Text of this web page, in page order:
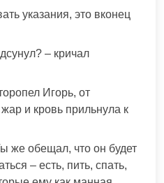
указания, это вконец
– кричал
Игорь, от
и кровь прильнула к
же обещал, что он будет
– есть, пить, спать,